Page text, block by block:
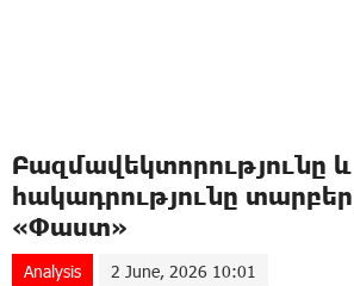
Բազմավեկտորությունը և
հակադրությունը
«Փաստ»
Analysis 2 June, 2026 10:01